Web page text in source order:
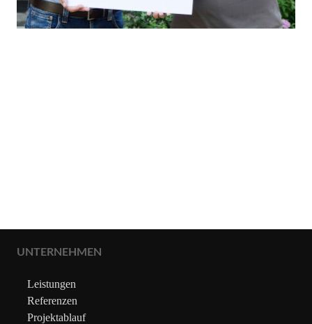
UNTERNEHMEN
Leistungen
Referenzen
Projektablauf